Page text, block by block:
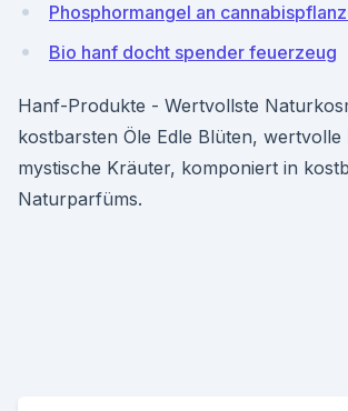
Phosphormangel an
Bio hanf docht spender feuerzeug
Hanf-Produkte - Wertvollste
kostbarsten Öle Edle Blüten, wertvolle
mystische Kräuter, komponiert in
Naturparfüms.